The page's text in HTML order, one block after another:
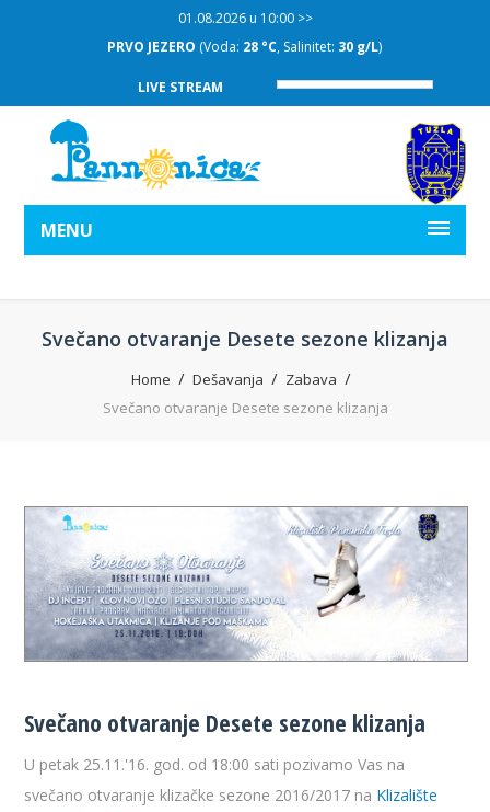
01.08.2026 u 10:00 >>
PRVO JEZERO (Voda: 28 °C, Salinitet: 30 g/L)
LIVE STREAM
MENU
Svečano otvaranje Desete sezone klizanja
Home Dešavanja
Zabava
Svečano otvaranje Desete sezone klizanja
Svečano otvaranje Desete sezone klizanja
U petak 25.11.'16. god. od 18:00 sati pozivamo Vas na
svečano otvaranje klizačke sezone 2016/2017 na Klizalište